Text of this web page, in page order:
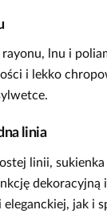
lnu i
i lekko
linia
linii,
jak i